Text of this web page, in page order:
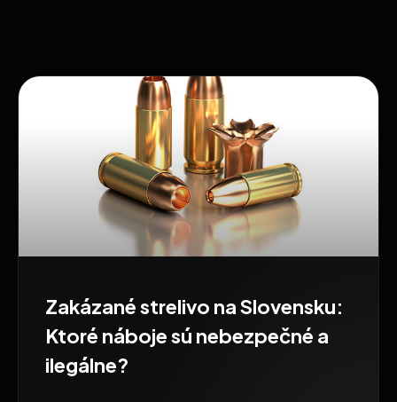
Zakázané strelivo na Slovensku:
Ktoré náboje sú nebezpečné a
ilegálne?